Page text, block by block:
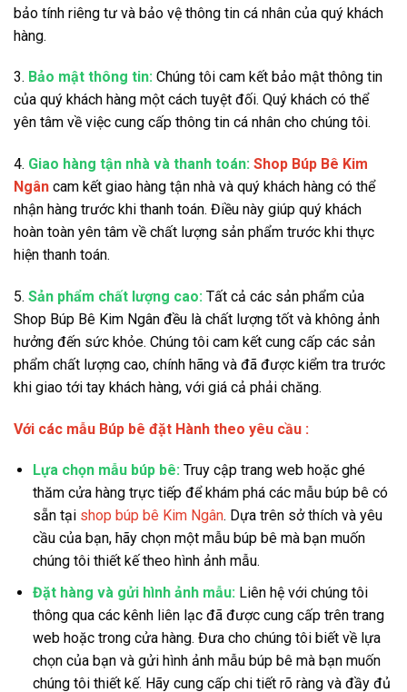
bảo tính riêng tư và bảo vệ thông tin cá nhân của quý khách
hàng.
3. Bảo mật thông tin: Chúng tôi cam kết bảo mật thông tin
của quý khách hàng một cách tuyệt đối. Quý khách có thể
yên tâm về việc cung cấp thông tin cá nhân cho chúng tôi.
4. Giao hàng tận nhà và thanh toán: Shop Búp Bê Kim
Ngân cam kết giao hàng tận nhà và quý khách hàng có thể
nhận hàng trước khi thanh toán. Điều này giúp quý khách
hoàn toàn yên tâm về chất lượng sản phẩm trước khi thực
hiện thanh toán.
5. Sản phẩm chất lượng cao: Tất cả các sản phẩm của
Shop Búp Bê Kim Ngân đều là chất lượng tốt và không ảnh
hưởng đến sức khỏe. Chúng tôi cam kết cung cấp các sản
phẩm chất lượng cao, chính hãng và đã được kiểm tra trước
khi giao tới tay khách hàng, với giá cả phải chăng.
Với các mẫu Búp bê đặt Hành theo yêu cầu :
Lựa chọn mẫu búp bê:Truy cập trang web hoặc ghé
thăm cửa hàng trực tiếp để khám phá các mẫu búp bê có
sẵn tại shop búp bê Kim Ngân. Dựa trên sở thích và yêu
cầu của bạn, hãy chọn một mẫu búp bê mà bạn muốn
chúng tôi thiết kế theo hình ảnh mẫu.
Đặt hàng và gửi hình ảnh mẫu: Liên hệ với chúng tôi
thông qua các kênh liên lạc đã được cung cấp trên trang
web hoặc trong cửa hàng. Đưa cho chúng tôi biết về lựa
chọn của bạn và gửi hình ảnh mẫu búp bê mà bạn muốn
chúng tôi thiết kế. Hãy cung cấp chi tiết rõ ràng và đầy đủ